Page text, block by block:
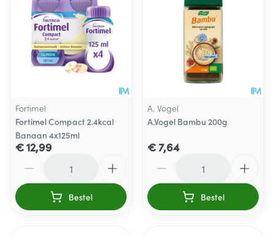
Fortimel
Fortimel Compact 2.4kcal
Banaan 4x125ml
€ 12,99
Bestel
A. Vogel
A.Vogel Bambu 200g
€ 7,64
Bestel